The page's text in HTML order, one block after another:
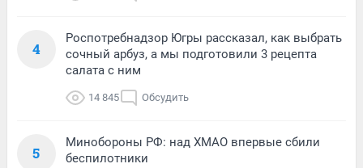
4
Роспотребнадзор Югры рассказал, как выбрать
сочный арбуз, а мы подготовили 3 рецепта
салата с ним
14 845 Обсудить
5
Минобороны РФ: над ХМАО впервые сбили
беспилотники